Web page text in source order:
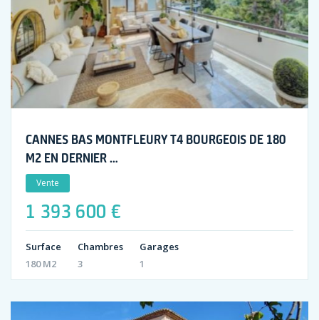
CANNES BAS MONTFLEURY T4 BOURGEOIS DE 180
M2 EN DERNIER …
Vente
1 393 600 €
Surface
180 M2
Chambres
3
Garages
1